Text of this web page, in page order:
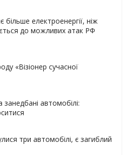
електроенергії, ніж
до можливих атак РФ
«Візіонер сучасної
автомобілі:
три автомобілі, є загиблий